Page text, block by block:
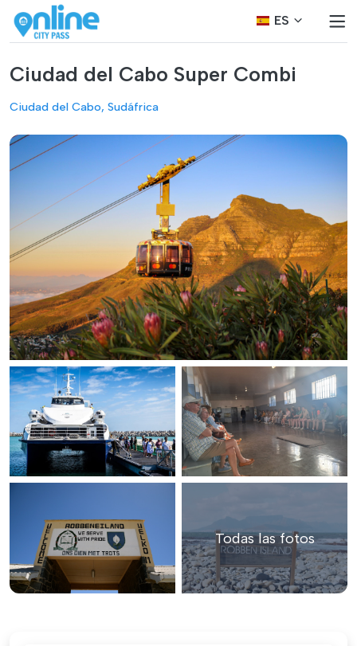
ES
Ciudad del Cabo Super Combi
Ciudad del Cabo, Sudáfrica
Todas las fotos